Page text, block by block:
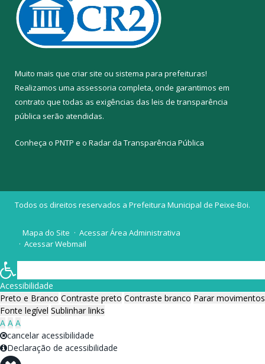
Muito mais que criar site ou sistema para prefeituras!
Realizamos uma assessoria completa, onde garantimos em
contrato que todas as exigências das leis de transparência
pública serão atendidas.
Conheça o PNTP e o Radar da Transparência Pública
Todos os direitos reservados a Prefeitura Municipal de Peixe-Boi.
Mapa do Site
Acessar Área Administrativa
Acessar Webmail
Acessibilidade
Preto e Branco Contraste preto Contraste branco Parar movimentos
Fonte legível Sublinhar links
A A A
cancelar acessibilidade
Declaração de acessibilidade